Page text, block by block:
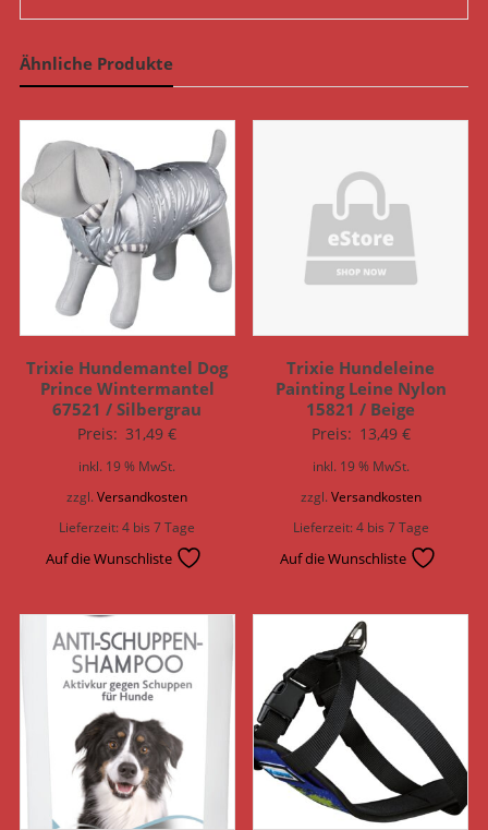
Ähnliche Produkte
Trixie Hundemantel Dog
Prince Wintermantel
67521 / Silbergrau
Preis: 31,49€
inkl. 19 % MwSt.
zzgl.Versandkosten
Lieferzeit:4 bis 7 Tage
Auf die Wunschliste
Trixie Hundeleine
Painting Leine Nylon
15821 / Beige
Preis: 13,49 €
inkl. 19 % MwSt.
zzgl. Versandkosten
Lieferzeit:4 bis 7 Tage
Auf die Wunschliste